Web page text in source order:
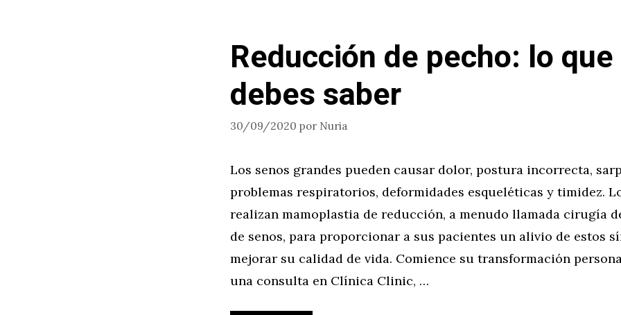
Reducción de pecho: lo que
debes saber
30/09/2020 por Nuria
Los senos grandes pueden causar dolor, postura incorrecta,
problemas respiratorios, deformidades esqueléticas y timidez.
realizan mamoplastia de reducción, a menudo llamada cirugía
de senos, para proporcionar a sus pacientes un alivio de estos
mejorar su calidad de vida. Comience su transformación
una consulta en Clínica Clinic, …